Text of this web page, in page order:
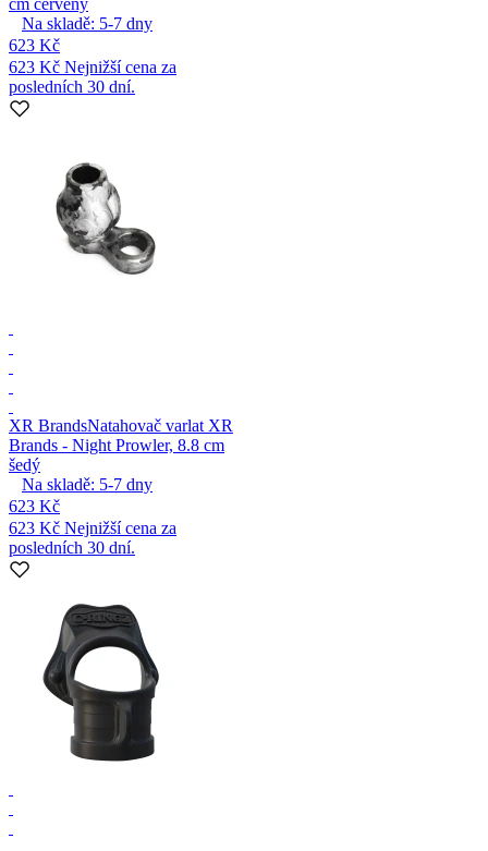
Na skladě: 5-7 dny
623 Kč
623 Kč Nejnižší cena za
posledních 30 dní.
XR BrandsNatahovač varlat XR
Brands - Night Prowler, 8.8 cm
šedý
Na skladě: 5-7 dny
623 Kč
623 Kč Nejnižší cena za
posledních 30 dní.